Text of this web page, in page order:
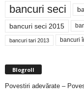
bancuri seci
bancuri seci 2015
bancuri tari 2013 bancuri
Blogroll
Povestiri adevărate –